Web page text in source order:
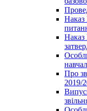
Про
2019/